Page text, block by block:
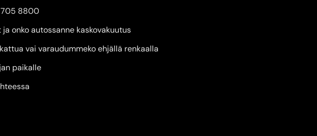
8800
onko autossanne kaskovakuutus
vai varaudummeko ehjällä renkaalla
paikalle